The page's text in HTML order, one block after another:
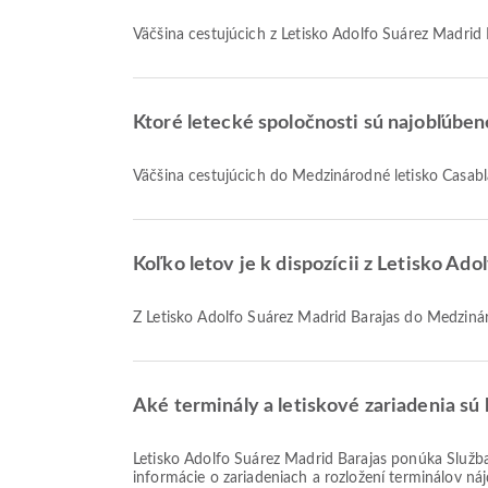
Väčšina cestujúcich z Letisko Adolfo Suárez
Ktoré letecké spoločnosti sú
Väčšina cestujúcich do Medzinárodné letisko
Koľko letov je k dispozícii z Letisko
Z Letisko Adolfo Suárez Madrid Barajas do
Aké terminály a letiskové zariadenia sú
Letisko Adolfo Suárez Madrid Barajas ponúka Služba výmeny mien, Obchod bez cla, Parkoviská a mnoho ďalších vybavení, ktoré zlepšia váš cestovný zážitok. Podrobné
informácie o zariadeniach a rozložení terminálov